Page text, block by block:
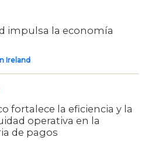
impulsa la economía
Ireland
fortalece la eficiencia y la
operativa en la
de pagos